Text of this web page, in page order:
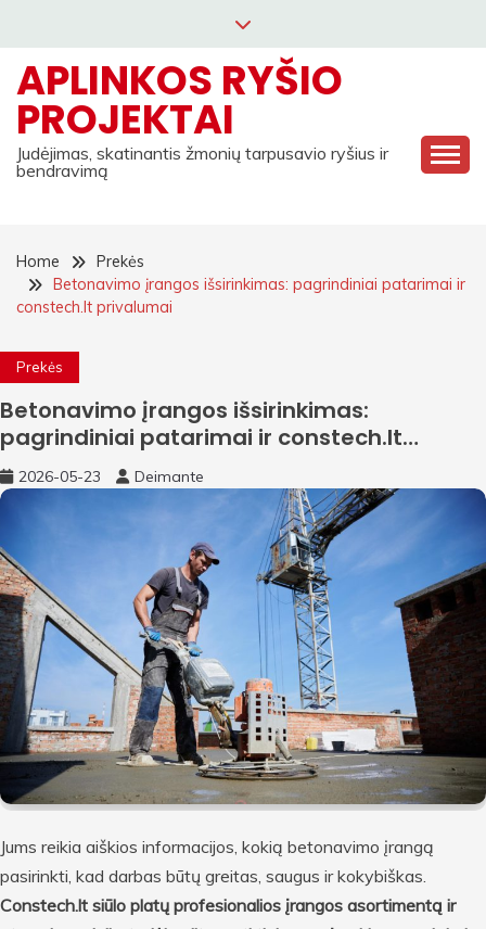
content
APLINKOS RYŠIO
PROJEKTAI
Judėjimas, skatinantis žmonių tarpusavio ryšius ir
bendravimą
Home
Prekės
Betonavimo įrangos išsirinkimas: pagrindiniai patarimai ir
constech.lt privalumai
Prekės
Betonavimo įrangos išsirinkimas:
pagrindiniai patarimai ir constech.lt
privalumai
2026-05-23 Deimante
Jums reikia aiškios informacijos, kokią betonavimo įrangą
pasirinkti, kad darbas būtų greitas, saugus ir kokybiškas.
Constech.lt siūlo platų profesionalios įrangos asortimentą ir